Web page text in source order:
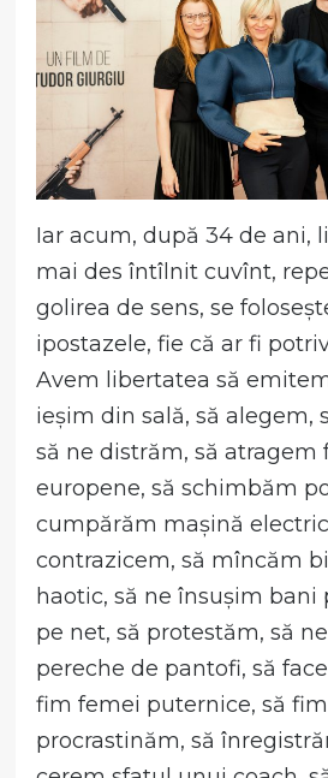
Iar acum, după 34 de ani,
mai des întîlnit cuvînt,
golirea de sens, se
ipostazele, fie că ar fi
Avem libertatea să
ieșim din sală, să alegem,
să ne distrăm, să atragem
europene, să schimbăm
cumpărăm mașină
contrazicem, să mîncăm
haotic, să ne însușim bani
pe net, să protestăm, să
pereche de pantofi, să
fim femei puternice, să
procrastinăm, să